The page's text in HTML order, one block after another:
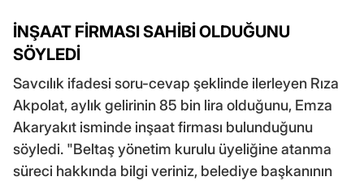
İNŞAAT FİRMASI SAHİBİ OLDUĞUNU
SÖYLEDİ
Savcılık ifadesi soru-cevap şeklinde ilerleyen Rıza
Akpolat, aylık gelirinin 85 bin lira olduğunu, Emza
Akaryakıt isminde inşaat firması bulunduğunu
söyledi. "Beltaş yönetim kurulu üyeliğine atanma
süreci hakkında bilgi veriniz, belediye başkanının